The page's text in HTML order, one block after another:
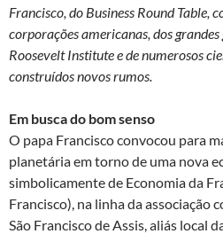
Francisco, do Business Round Table,
corporações americanas, dos
Roosevelt Institute e de numerosos
construídos novos rumos.
Em busca do bom senso
O papa Francisco convocou para
planetária em torno de uma nova
simbolicamente de Economia da
Francisco), na linha da associação
São Francisco de Assis, aliás local